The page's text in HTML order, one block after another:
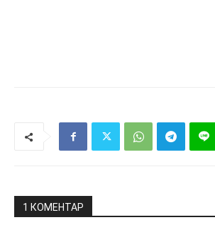
1 КОМЕНТАР